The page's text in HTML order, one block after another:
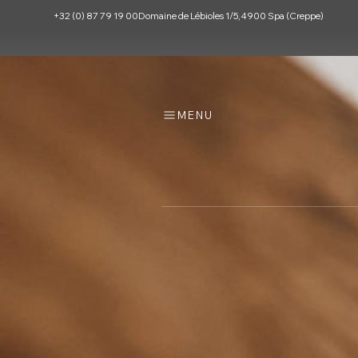
+32 (0) 87 79 19 00Domaine de Lébioles 1/5, 4900 Spa (Creppe)
MENU